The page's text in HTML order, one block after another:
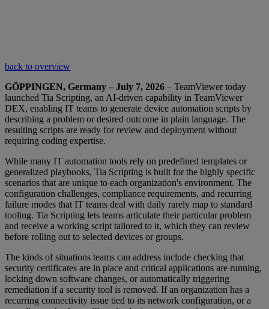
back to overview
GÖPPINGEN, Germany – July 7, 2026 – TeamViewer today
launched Tia Scripting, an AI-driven capability in TeamViewer
DEX, enabling IT teams to generate device automation scripts by
describing a problem or desired outcome in plain language. The
resulting scripts are ready for review and deployment without
requiring coding expertise.
While many IT automation tools rely on predefined templates or
generalized playbooks, Tia Scripting is built for the highly specific
scenarios that are unique to each organization's environment. The
configuration challenges, compliance requirements, and recurring
failure modes that IT teams deal with daily rarely map to standard
tooling. Tia Scripting lets teams articulate their particular problem
and receive a working script tailored to it, which they can review
before rolling out to selected devices or groups.
The kinds of situations teams can address include checking that
security certificates are in place and critical applications are running,
locking down software changes, or automatically triggering
remediation if a security tool is removed. If an organization has a
recurring connectivity issue tied to its network configuration, or a